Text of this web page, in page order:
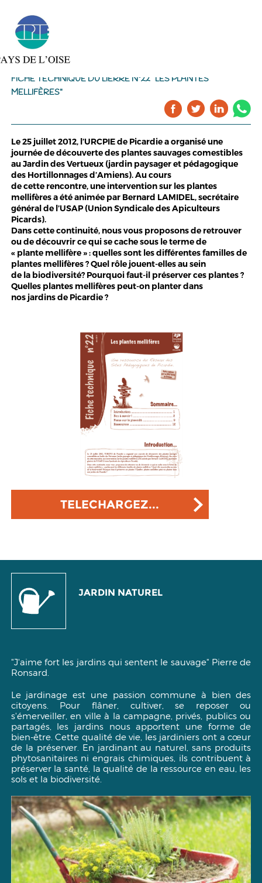
FICHE TECHNIQUE DU LIERRE N°22 "LES PLANTES
MELLIFÈRES"
Le 25 juillet 2012, l’URCPIE de Picardie a organisé une
journée de découverte des plantes sauvages comestibles
au Jardin des Vertueux (jardin paysager et pédagogique
des Hortillonnages d’Amiens). Au cours
de cette rencontre, une intervention sur les plantes
mellifères a été animée par Bernard LAMIDEL, secrétaire
général de l’USAP (Union Syndicale des Apiculteurs
Picards).
Dans cette continuité, nous vous proposons de retrouver
ou de découvrir ce qui se cache sous le terme de
« plante mellifère » : quelles sont les différentes familles de
plantes mellifères ? Quel rôle jouent-elles au sein
de la biodiversité? Pourquoi faut-il préserver ces plantes ?
Quelles plantes mellifères peut-on planter dans
nos jardins de Picardie ?
TELECHARGEZ...
JARDIN NATUREL
"J'aime fort les jardins qui sentent le sauvage" Pierre de
Ronsard.
Le jardinage est une passion commune à bien des
citoyens. Pour flâner, cultiver, se reposer ou
s'émerveiller, en ville à la campagne, privés, publics ou
partagés, les jardins nous apportent une forme de
bien-être. Cette qualité de vie, les jardiniers ont a cœur
de la préserver. En jardinant au naturel, sans produits
phytosanitaires ni engrais chimiques, ils contribuent à
préserver la santé, la qualité de la ressource en eau, les
sols et la biodiversité.